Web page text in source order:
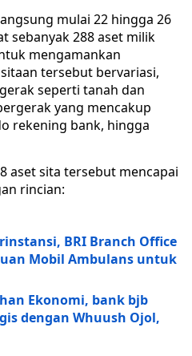
mulai 22 hingga 26
sebanyak 288 aset milik
mengamankan
tersebut bervariasi,
seperti tanah dan
yang mencakup
rekening bank, hingga
aset sita tersebut mencapai
rincian:
BRI Branch Office
Mobil Ambulans untuk
Ekonomi, bank bjb
dengan Whuush Ojol,